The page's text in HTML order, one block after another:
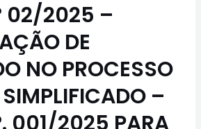
02/2025 –
DE
NO PROCESSO
SIMPLIFICADO –